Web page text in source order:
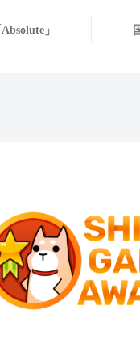
」